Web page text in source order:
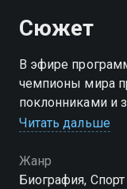
Сюжет
В эфире
чемпионы мира
поклонниками и
какие они есть.
Посмотреть
встреча вы
Читать дальше
Жанр
Биография, Спорт